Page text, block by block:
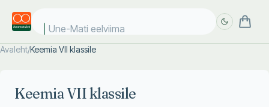
Une-Mati eelviimas
Avaleht/Keemia VII klassile
Keemia VII klassile